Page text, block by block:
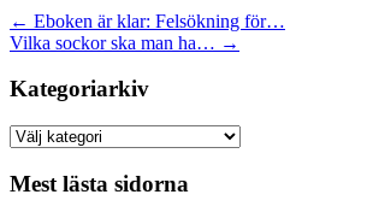
← Eboken är klar: Felsökning för…
Vilka sockor ska man ha… →
Kategoriarkiv
Kategoriarkiv
Mest lästa sidorna